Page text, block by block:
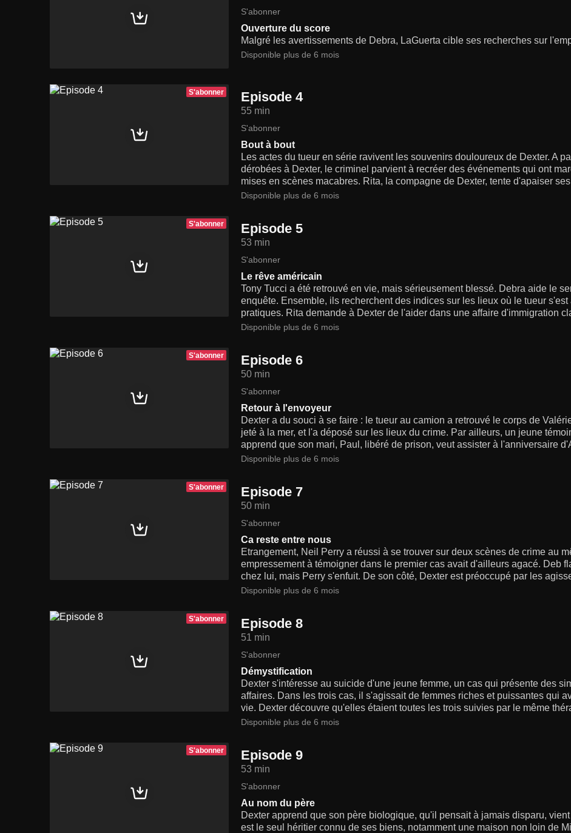
S'abonner
Ouverture du score
Malgré les avertissements de Debra, LaGuerta cible ses recherches sur
Disponible plus de 6 mois
S'abonner Episode 4
55 min
S'abonner
Bout à bout
Les actes du tueur en série ravivent les souvenirs douloureux de Dexter. A
dérobées à Dexter, le criminel parvient à recréer des événements qui ont
mises en scènes macabres. Rita, la compagne de Dexter, tente d'apaiser
Disponible plus de 6 mois
S'abonner Episode 5
53 min
S'abonner
Le rêve américain
Tony Tucci a été retrouvé en vie, mais sérieusement blessé. Debra aide le
enquête. Ensemble, ils recherchent des indices sur les lieux où le tueur
pratiques. Rita demande à Dexter de l'aider dans une affaire d'immigration
Disponible plus de 6 mois
S'abonner Episode 6
50 min
S'abonner
Retour à l'envoyeur
Dexter a du souci à se faire : le tueur au camion a retrouvé le corps de
jeté à la mer, et l'a déposé sur les lieux du crime. Par ailleurs, un jeune
apprend que son mari, Paul, libéré de prison, veut assister à l'anniversaire
Disponible plus de 6 mois
S'abonner Episode 7
50 min
S'abonner
Ca reste entre nous
Etrangement, Neil Perry a réussi à se trouver sur deux scènes de crime au
empressement à témoigner dans le premier cas avait d'ailleurs agacé. Deb
chez lui, mais Perry s'enfuit. De son côté, Dexter est préoccupé par les
Disponible plus de 6 mois
S'abonner Episode 8
51 min
S'abonner
Démystification
Dexter s'intéresse au suicide d'une jeune femme, un cas qui présente des
affaires. Dans les trois cas, il s'agissait de femmes riches et puissantes qui
vie. Dexter découvre qu'elles étaient toutes les trois suivies par le même
Disponible plus de 6 mois
S'abonner Episode 9
53 min
S'abonner
Au nom du père
Dexter apprend que son père biologique, qu'il pensait à jamais disparu, vient
est le seul héritier connu de ses biens, notamment une maison non loin de